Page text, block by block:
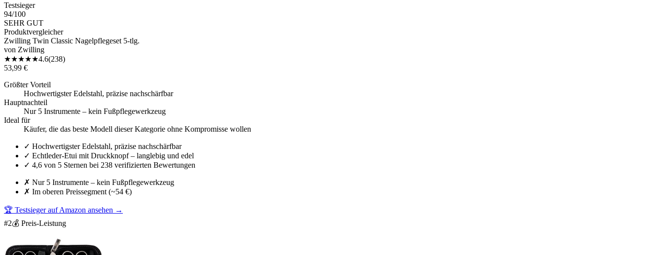
Testsieger
94/100
SEHR GUT
Produktvergleicher
Zwilling Twin Classic Nagelpflegeset 5-tlg.
von Zwilling
★★★★★4.6(238)
53,99 €
Größter Vorteil
Hochwertigster Edelstahl, präzise nachschärfbar
Hauptnachteil
Nur 5 Instrumente – kein Fußpflegewerkzeug
Ideal für
Käufer, die das beste Modell dieser Kategorie ohne Kompromisse wollen
✓ Hochwertigster Edelstahl, präzise nachschärfbar
✓ Echtleder-Etui mit Druckknopf – langlebig und edel
✓ 4,6 von 5 Sternen bei 238 verifizierten Bewertungen
✗ Nur 5 Instrumente – kein Fußpflegewerkzeug
✗ Im oberen Preissegment (~54 €)
🏆 Testsieger auf Amazon ansehen →
#2💰 Preis-Leistung